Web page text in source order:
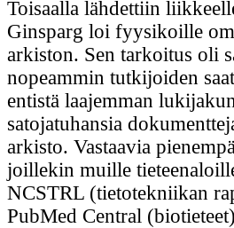
Toisaalla lähdettiin
Ginsparg loi fyysikoille
arkiston. Sen tarkoitus oli
nopeammin tutkijoiden
entistä laajemman
satojatuhansia
arkisto. Vastaavia
joillekin muille
NCSTRL (tietotekniikan
PubMed Central